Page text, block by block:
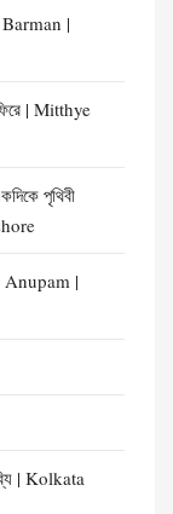
|
| Mitthye
পৃথিবী
Anupam |
| Kolkata